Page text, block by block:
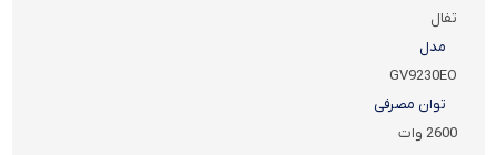
تفال
مدل
GV9230EO
توان مصرفی
2600 وات